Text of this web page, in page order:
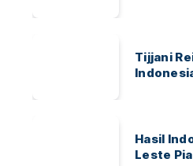
Tijjani
Hasil
Leste